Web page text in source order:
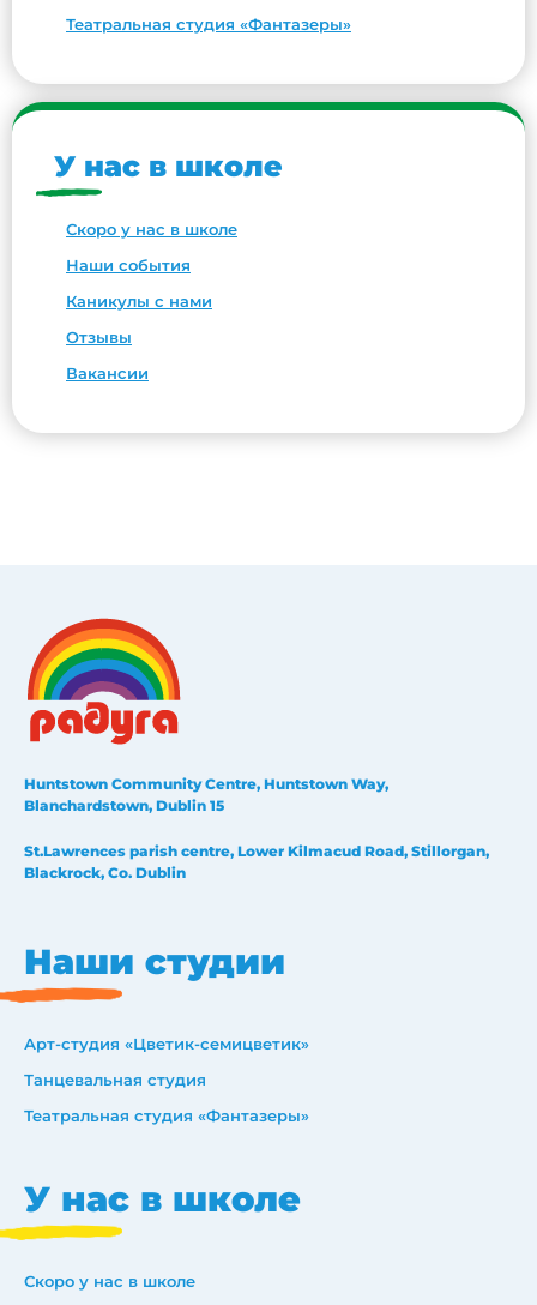
Театральная студия «Фантазеры»
У нас в школе
Скоро у нас в школе
Наши события
Каникулы с нами
Отзывы
Вакансии
Huntstown Community Centre, Huntstown Way,
Blanchardstown, Dublin 15
St.Lawrences parish centre, Lower Kilmacud Road, Stillorgan,
Blackrock, Co. Dublin
Наши студии
Арт-студия «Цветик-семицветик»
Танцевальная студия
Театральная студия «Фантазеры»
У нас в школе
Скоро у нас в школе